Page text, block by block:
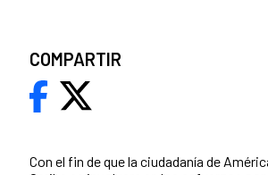
Con el fin de que la ciudadanía de
COMPARTIR